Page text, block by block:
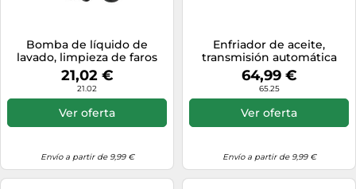
Bomba de líquido de
lavado, limpieza de faros
VEMO V25-08-0010
21,02 €
21.02
Ver oferta
Envío a partir de 9,99 €
Enfriador de aceite,
transmisión automática
NRF 31809
64,99 €
65.25
Ver oferta
Envío a partir de 9,99 €